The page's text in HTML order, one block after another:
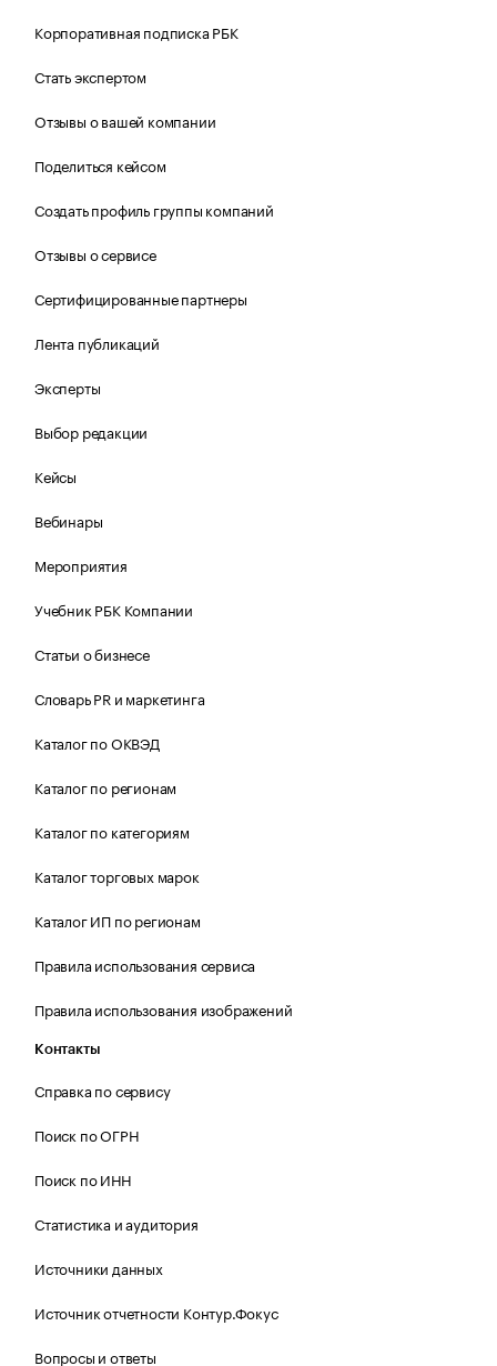
Корпоративная подписка РБК
Стать экспертом
Отзывы о вашей компании
Поделиться кейсом
Создать профиль группы компаний
Отзывы о сервисе
Сертифицированные партнеры
Лента публикаций
Эксперты
Выбор редакции
Кейсы
Вебинары
Мероприятия
Учебник РБК Компании
Статьи о бизнесе
Словарь PR и маркетинга
Каталог по ОКВЭД
Каталог по регионам
Каталог по категориям
Каталог торговых марок
Каталог ИП по регионам
Правила использования сервиса
Правила использования изображений
Контакты
Справка по сервису
Поиск по ОГРН
Поиск по ИНН
Статистика и аудитория
Источники данных
Источник отчетности Контур.Фокус
Вопросы и ответы